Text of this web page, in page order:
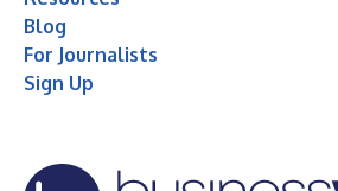
Blog
For Journalists
Sign Up